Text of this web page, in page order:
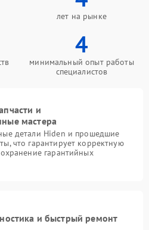
лет на рынке
4
минимальный опыт работы
специалистов
и
мастера
детали Hiden и прошедшие
что гарантирует корректную
гарантийных
и быстрый ремонт